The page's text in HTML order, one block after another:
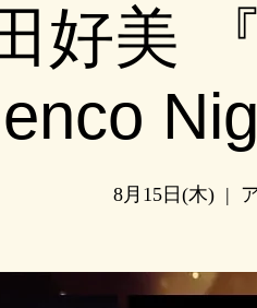
好美
8月15日(木)
  |